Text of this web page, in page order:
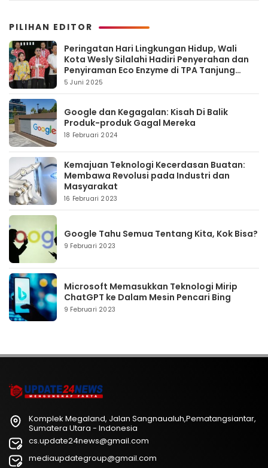
PILIHAN EDITOR
Peringatan Hari Lingkungan Hidup, Wali
Kota Wesly Silalahi Hadiri Penyerahan dan
Penyiraman Eco Enzyme di TPA Tanjung
Pinggir
5 Juni 2025
Google dan Kegagalan: Kisah Di Balik
Produk-produk Gagal Mereka
18 Februari 2024
Kemajuan Teknologi Kecerdasan Buatan:
Membawa Revolusi pada Industri dan
Masyarakat
16 Februari 2023
Google Tahu Semua Tentang Kita, Kok Bisa?
9 Februari 2023
Microsoft Memasukkan Teknologi Mirip
ChatGPT ke Dalam Mesin Pencari Bing
9 Februari 2023
Komplek Megaland, Jalan Sangnaualuh,Pematangsiantar,
Sumatera Utara - Indonesia
cs.update24news@gmail.com
mediaupdategroup@gmail.com